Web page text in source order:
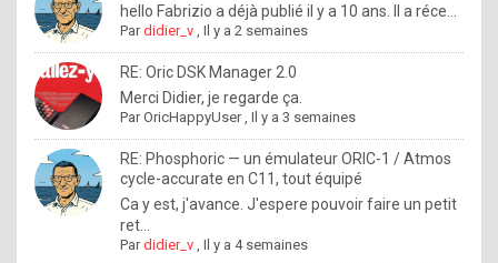
o
l
e
x
.
I
f
y
hello Fabrizio a déjà publié il y a 10 ans. Il a réce...
Pardidier_v ,Il y a 2 semaines
RE: Oric DSK Manager 2.0
Merci Didier, je regarde ça.
ParOricHappyUser,Il y a 3 semaines
RE: Phosphoric — un émulateur ORIC-1 / Atmos
cycle-accurate en C11, tout équipé
Ca y est, j'avance. J'espere pouvoir faire un petit
ret...
Pardidier_v ,Il y a 4 semaines